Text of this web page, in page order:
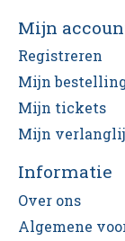
Mijn
Registreren
Mijn
Mijn tickets
Mijn
Informatie
Over ons
Algemene